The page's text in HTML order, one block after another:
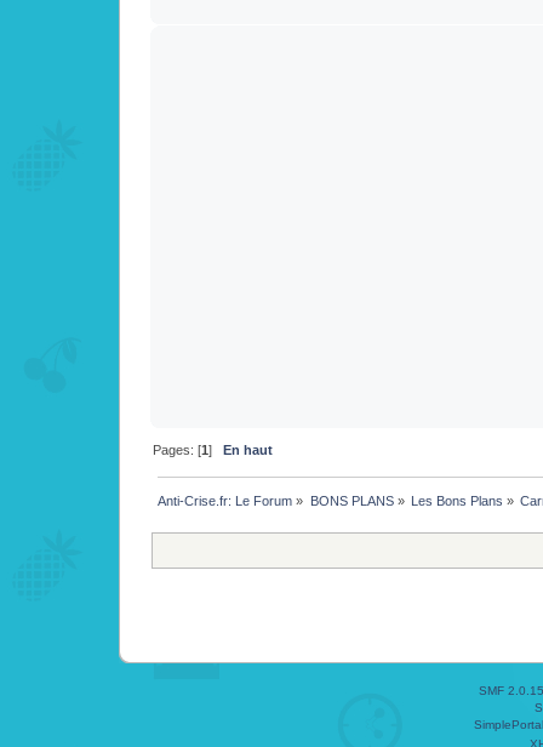
Pages: [1] En haut
Anti-Crise.fr: Le Forum » BONS PLANS» Les Bons Plans »
SMF 2.0.15